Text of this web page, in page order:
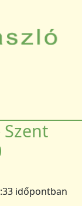
Szent
időpontban